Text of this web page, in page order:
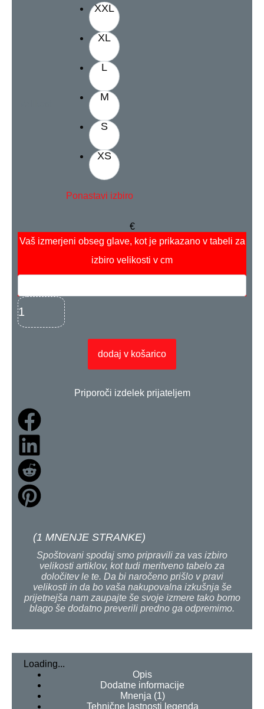
XXL
XL
L
M
S
XS
Ponastavi izbiro
€
Vaš izmerjeni obseg glave, kot je prikazano v tabeli za
izbiro velikosti v cm
dodaj v košarico
Priporoči izdelek prijateljem
(1 MNENJE STRANKE)
Spoštovani spodaj smo pripravili za vas izbiro
velikosti artiklov, kot tudi meritveno tabelo za
določitev le te. Da bi naročeno prišlo v pravi
velikosti in da bo vaša nakupovalna izkušnja še
prijetnejša nam zaupajte še svoje izmere tako bomo
blago še dodatno preverili predno ga odpremimo.
Loading...
Opis
Dodatne informacije
Mnenja (1)
Tehnične lastnosti legenda